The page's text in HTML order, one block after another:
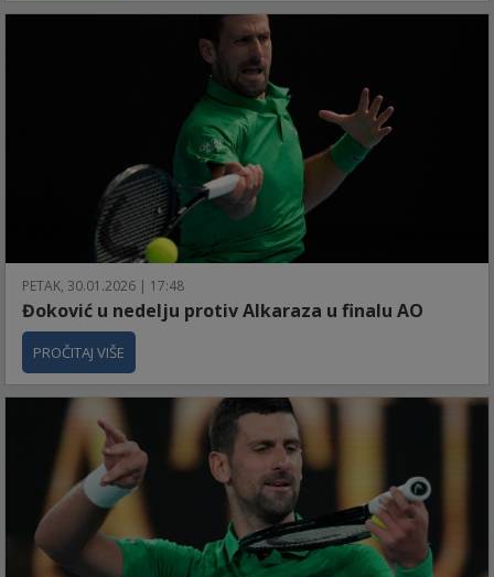
PETAK, 30.01.2026 | 17:48
Đoković u nedelju protiv Alkaraza u finalu AO
PROČITAJ VIŠE